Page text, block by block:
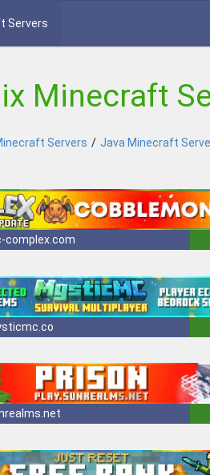
Servers
Minecraft
Servers / Java Minecraft
complex.com